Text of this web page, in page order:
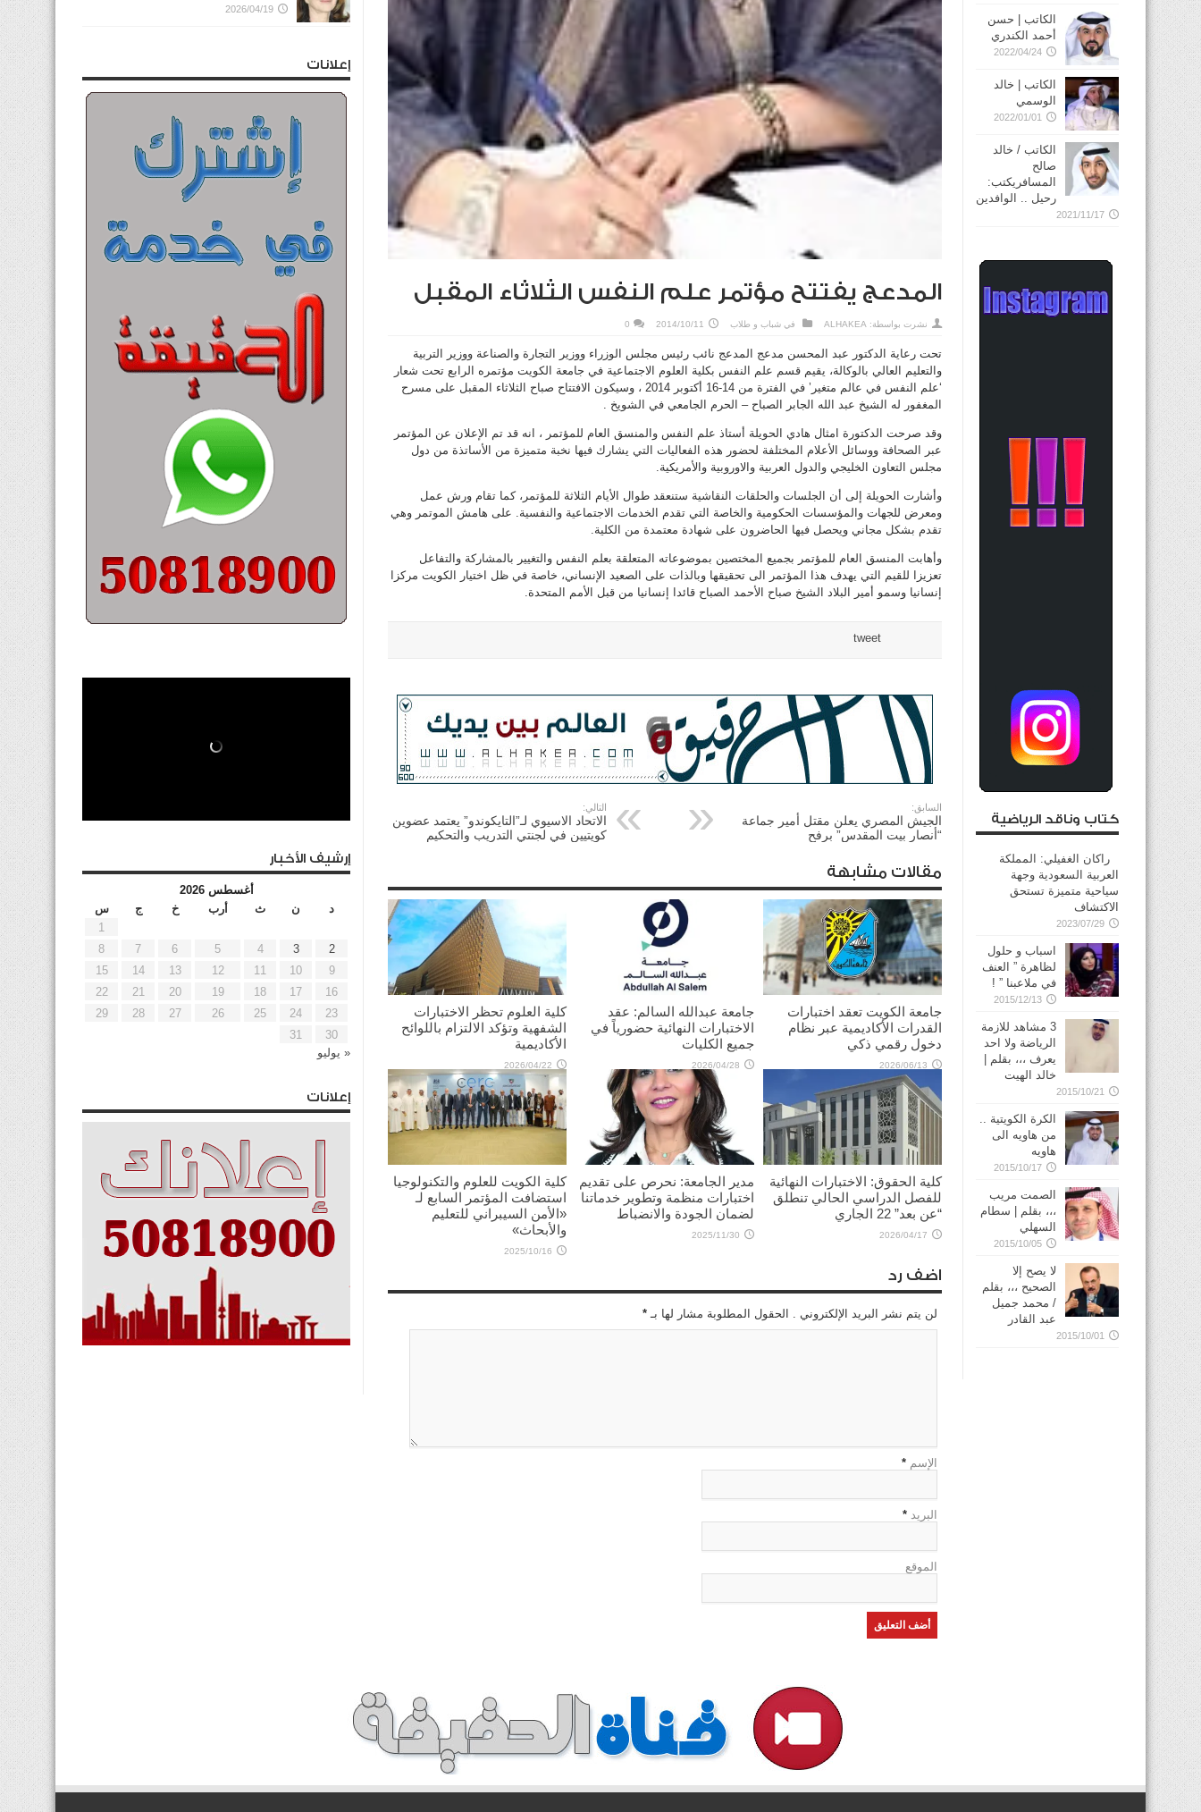
المدعج يفتتح مؤتمر علم النفس الثلاثاء المقبل
نشرت بواسطة: ALHAKEA في شباب و طلاب 2014/10/11
0
تحت رعاية الدكتور عبد المحسن مدعج المدعج نائب رئيس مجلس الوزراء ووزير التجارة والصناعة ووزير التربية
والتعليم العالي بالوكالة، يقيم قسم علم النفس بكلية العلوم الاجتماعية في جامعة الكويت مؤتمره الرابع تحت شعار
‘علم النفس في عالم متغير’ في الفترة من 14-16 أكتوبر 2014 ، وسيكون الافتتاح صباح الثلاثاء المقبل على مسرح
المغفور له الشيخ عبد الله الجابر الصباح – الحرم الجامعي في الشويخ .
وقد صرحت الدكتورة امثال هادي الحويلة أستاذ علم النفس والمنسق العام للمؤتمر ، انه قد تم الإعلان عن المؤتمر
عبر الصحافة ووسائل الأعلام المختلفة لحضور هذه الفعاليات التي يشارك فيها نخبة متميزة من الأساتذة من دول
مجلس التعاون الخليجي والدول العربية والاوروبية والأمريكية.
وأشارت الحويلة إلى أن الجلسات والحلقات النقاشية ستنعقد طوال الأيام الثلاثة للمؤتمر، كما تقام ورش عمل
ومعرض للجهات والمؤسسات الحكومية والخاصة التي تقدم الخدمات الاجتماعية والنفسية. على هامش الموتمر وهي
تقدم بشكل مجاني ويحصل فيها الحاضرون على شهادة معتمدة من الكلية.
وأهابت المنسق العام للمؤتمر بجميع المختصين بموضوعاته المتعلقة بعلم النفس والتغيير بالمشاركة والتفاعل
تعزيزا للقيم التي يهدف هذا المؤتمر الى تحقيقها وبالذات على الصعيد الإنساني، خاصة في ظل اختيار الكويت مركزا
إنسانيا وسمو أمير البلاد الشيخ صباح الأحمد الصباح قائدا إنسانيا من قبل الأمم المتحدة.
tweet
السابق:
الجيش المصري يعلن مقتل أمير جماعة
“أنصار بيت المقدس” برفح
التالي:
الاتحاد الاسيوي لـ”التايكوندو” يعتمد عضوين
كويتيين في لجنتي التدريب والتحكيم
مقالات مشابهة
جامعة الكويت تعقد اختبارات
القدرات الأكاديمية عبر نظام
دخول رقمي ذكي
2026/06/13
جامعة عبدالله السالم: عقد
الاختبارات النهائية حضورياً في
جميع الكليات
2026/04/28
كلية العلوم تحظر الاختبارات
الشفهية وتؤكد الالتزام باللوائح
الأكاديمية
2026/04/22
كلية الحقوق: الاختبارات النهائية
للفصل الدراسي الحالي تنطلق
“عن بعد” 22 الجاري
2026/04/17
مدير الجامعة: نحرص على تقديم
اختبارات منظمة وتطوير خدماتنا
لضمان الجودة والانضباط
2025/11/30
كلية الكويت للعلوم والتكنولوجيا
استضافت المؤتمر السابع لـ
«الأمن السيبراني للتعليم
والأبحاث»
2025/10/16
اضف رد
لن يتم نشر البريد الإلكتروني . الحقول المطلوبة مشار لها بـ *
الإسم *
البريد *
الموقع
الكاتب | حسن
أحمد الكندري
2022/04/24
الكاتب | خالد
الوسمي
2022/01/01
الكاتب / خالد
صالح
المسافريكتب:
رحيل .. الوافدين
2021/11/17
كتاب وناقد الرياضية
راكان الغفيلي: المملكة
العربية السعودية وجهة
سياحية متميزة تستحق
الاكتشاف
2023/07/29
اسباب و حلول
لظاهرة ” العنف
في ملاعبنا ” !
2015/12/13
3 مشاهد للازمة
الرياضة ولا احد
يعرف ،،، بقلم |
خالد الهيت
2015/10/21
الكرة الكويتية ..
من هاويه الى
هاويه
2015/10/17
الصمت مريب
،،، بقلم | سطام
السهلي
2015/10/05
لا يصح إلا
الصحيح ،،، بقلم
/ محمد جميل
عبد القادر
2015/10/01
2026/04/19
إعلانات
إرشيف الأخبار
أغسطس 2026
د
ن ث أرب خ ج
س
1
2
3
4
5
6
7
8
9
10
11
12
13
14
15
16
17
18
19
20
21
22
23
24
25
26
27
28
29
30
31
« يوليو
إعلانات